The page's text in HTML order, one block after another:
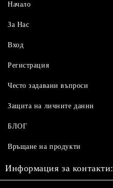
Начало
За Нас
Вход
Регистрация
Често задавани въпроси
Защита на личните данни
БЛОГ
Връщане на продукти
Информация за контакти: